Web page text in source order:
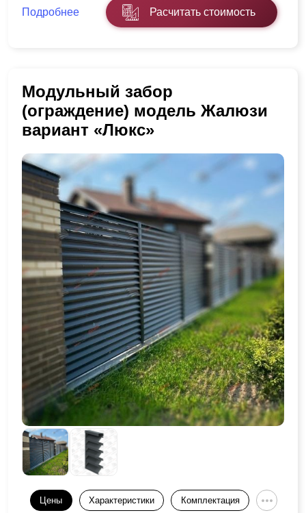
Подробнее Расчитать стоимость
Модульный забор
(ограждение) модель Жалюзи
вариант «Люкс»
Цены Характеристики Комплектация